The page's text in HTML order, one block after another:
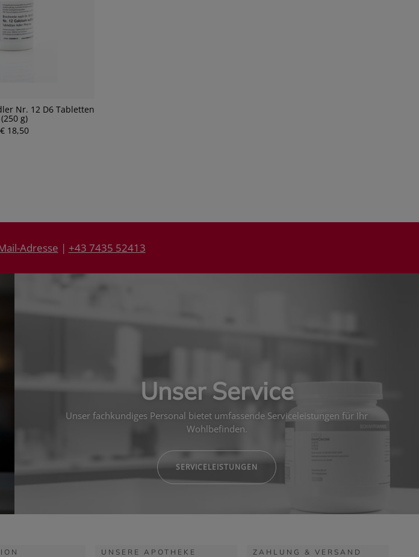
Nr. 12 D6 Tabletten
(250 g)
€ 18,50
Adresse | +43 7435 52413
Unser Service
Unser fachkundiges Personal bietet umfassende Serviceleistungen für Ihr
Wohlbefinden.
SERVICELEISTUNGEN
UNSERE APOTHEKE ZAHLUNG & VERSAND